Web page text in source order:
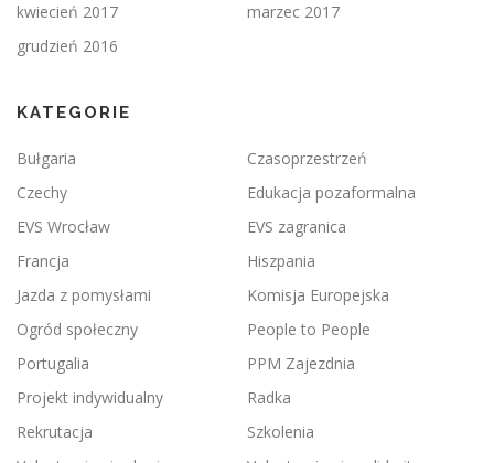
kwiecień 2017
marzec 2017
grudzień 2016
KATEGORIE
Bułgaria
Czasoprzestrzeń
Czechy
Edukacja pozaformalna
EVS Wrocław
EVS zagranica
Francja
Hiszpania
Jazda z pomysłami
Komisja Europejska
Ogród społeczny
People to People
Portugalia
PPM Zajezdnia
Projekt indywidualny
Radka
Rekrutacja
Szkolenia